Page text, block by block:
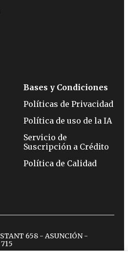
Bases y Condiciones
Políticas de Privacidad
Política de uso de la IA
Servicio de
Suscripción a Crédito
Política de Calidad
658 - ASUNCIÓN -